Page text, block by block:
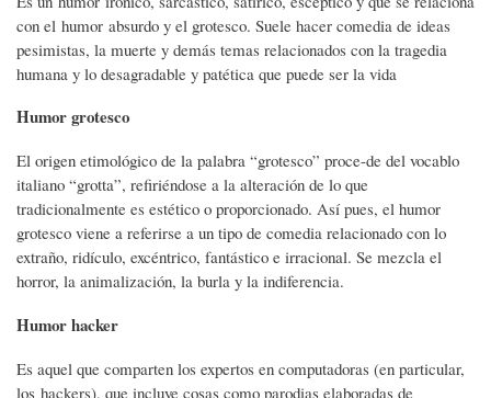
con el humor absurdo y el grotesco. Suele hacer comedia de ideas
pesimistas, la muerte y demás temas relacionados con la tragedia
humana y lo desagradable y patética que puede ser la vida
Humor grotesco
El origen etimológico de la palabra “grotesco” proce-de del vocablo
italiano “grotta”, refiriéndose a la alteración de lo que
tradicionalmente es estético o proporcionado. Así pues, el humor
grotesco viene a referirse a un tipo de comedia relacionado con lo
extraño, ridículo, excéntrico, fantástico e irracional. Se mezcla el
horror, la animalización, la burla y la indiferencia.
Humor hacker
Es aquel que comparten los expertos en computadoras (en particular,
los hackers), que incluye cosas como parodias elaboradas de